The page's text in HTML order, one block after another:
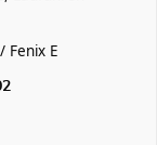
Fenix E